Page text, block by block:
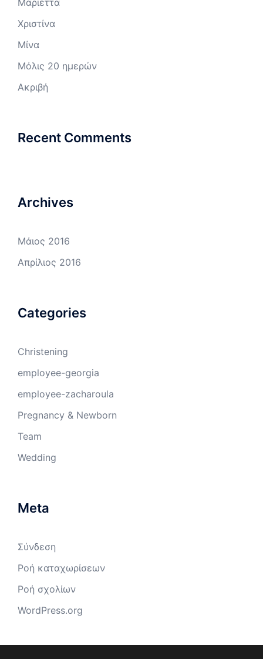
Μαριέττα
Χριστίνα
Μίνα
Μόλις 20 ημερών
Ακριβή
Recent Comments
Archives
Μάιος 2016
Απρίλιος 2016
Categories
Christening
employee-georgia
employee-zacharoula
Pregnancy & Newborn
Team
Wedding
Meta
Σύνδεση
Ροή καταχωρίσεων
Ροή σχολίων
WordPress.org